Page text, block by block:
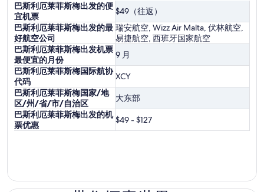
巴斯利厄莱菲斯梅出发的便
宜机票
$49（往返）
巴斯利厄莱菲斯梅出发的最
好航空公司
瑞安航空, Wizz Air Malta, 伏林航空,
易捷航空, 西班牙国家航空
巴斯利厄莱菲斯梅出发机票
最便宜的月份
9 月
巴斯利厄莱菲斯梅国际航协
代码
XCY
巴斯利厄莱菲斯梅国家/地
区/州/省/市/自治区
大东部
巴斯利厄莱菲斯梅出发的机
票优惠
$49 - $127